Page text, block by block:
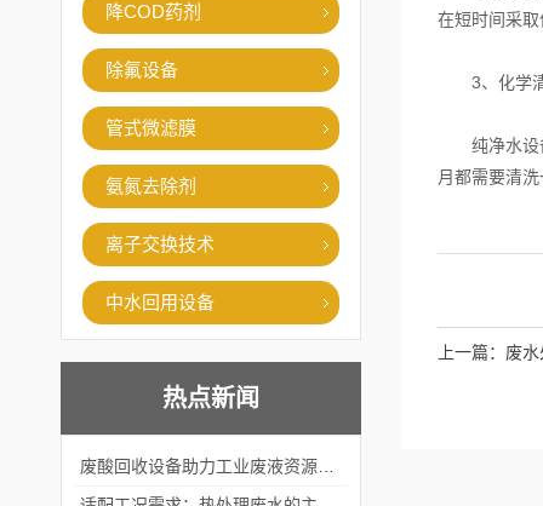
降COD药剂
除氟设备
管式微滤膜
氨氮去除剂
离子交换技术
中水回用设备
热点新闻
在短时间采
3、化学
纯净水设备
月都需要清
上一篇： 废